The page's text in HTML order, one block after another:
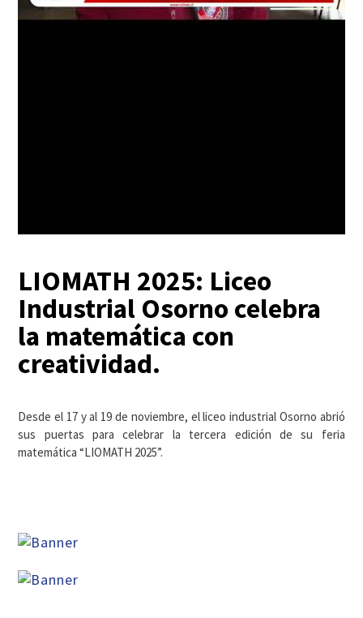
LIOMATH 2025: Liceo
Industrial Osorno celebra
la matemática con
creatividad.
Desde el 17 y al 19 de noviembre, el liceo industrial Osorno abrió
sus puertas para celebrar la tercera edición de su feria
matemática “LIOMATH 2025”.